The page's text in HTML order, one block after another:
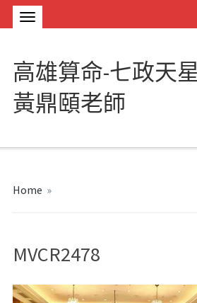
高雄算命-七政天
黃鼎頤老師
Home »
MVCR2478